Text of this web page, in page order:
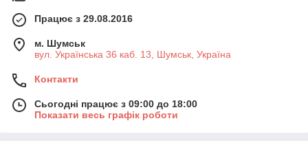
Працює з 29.08.2016
м. Шумськ
вул. Українська 36 каб. 13, Шумськ, Україна
Контакти
Сьогодні працює з 09:00 до 18:00
Показати весь графік роботи